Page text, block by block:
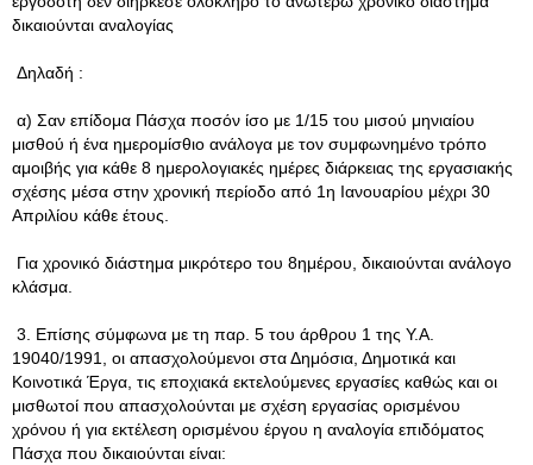
δικαιούνται αναλογίας
Δηλαδή :
α) Σαν επίδομα Πάσχα ποσόν ίσο με 1/15 του μισού μηνιαίου
μισθού ή ένα ημερομίσθιο ανάλογα με τον συμφωνημένο τρόπο
αμοιβής για κάθε 8 ημερολογιακές ημέρες διάρκειας της εργασιακής
σχέσης μέσα στην χρονική περίοδο από 1η Ιανουαρίου μέχρι 30
Απριλίου κάθε έτους.
Για χρονικό διάστημα μικρότερο του 8ημέρου, δικαιούνται ανάλογο
κλάσμα.
3. Επίσης σύμφωνα με τη παρ. 5 του άρθρου 1 της Υ.Α.
19040/1991, οι απασχολούμενοι στα Δημόσια, Δημοτικά και
Κοινοτικά Έργα, τις εποχιακά εκτελούμενες εργασίες καθώς και οι
μισθωτοί που απασχολούνται με σχέση εργασίας ορισμένου
χρόνου ή για εκτέλεση ορισμένου έργου η αναλογία επιδόματος
Πάσχα που δικαιούνται είναι: